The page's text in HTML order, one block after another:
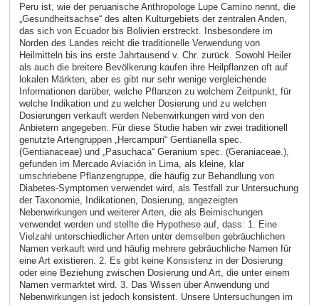
Peru ist, wie der peruanische Anthropologe Lupe Camino nennt, die
„Gesundheitsachse“ des alten Kulturgebiets der zentralen Anden,
das sich von Ecuador bis Bolivien erstreckt. Insbesondere im
Norden des Landes reicht die traditionelle Verwendung von
Heilmitteln bis ins erste Jahrtausend v. Chr. zurück. Sowohl Heiler
als auch die breitere Bevölkerung kaufen ihre Heilpflanzen oft auf
lokalen Märkten, aber es gibt nur sehr wenige vergleichende
Informationen darüber, welche Pflanzen zu welchem ​​Zeitpunkt, für
welche Indikation und zu welcher Dosierung und zu welchen
Dosierungen verkauft werden Nebenwirkungen wird von den
Anbietern angegeben. Für diese Studie haben wir zwei traditionell
genutzte Artengruppen „Hercampuri“ Gentianella spec.
(Gentianaceae) und „Pasuchaca“ Geranium spec. (Geraniaceae.),
gefunden im Mercado Aviación in Lima, als kleine, klar
umschriebene Pflanzengruppe, die häufig zur Behandlung von
Diabetes-Symptomen verwendet wird, als Testfall zur Untersuchung
der Taxonomie, Indikationen, Dosierung, angezeigten
Nebenwirkungen und weiterer Arten, die als Beimischungen
verwendet werden und stellte die Hypothese auf, dass: 1. Eine
Vielzahl unterschiedlicher Arten unter demselben gebräuchlichen
Namen verkauft wird und häufig mehrere gebräuchliche Namen für
eine Art existieren. 2. Es gibt keine Konsistenz in der Dosierung
oder eine Beziehung zwischen Dosierung und Art, die unter einem
Namen vermarktet wird. 3. Das Wissen über Anwendung und
Nebenwirkungen ist jedoch konsistent. Unsere Untersuchungen im